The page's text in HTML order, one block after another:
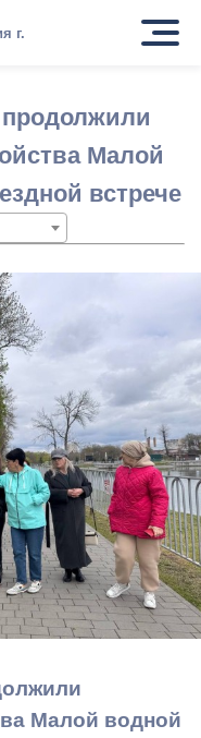
г.
Малой
встрече
Малой водной